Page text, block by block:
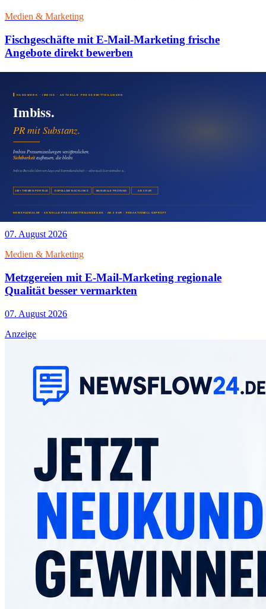
Medien & Marketing
Fischgeschäfte mit E-Mail-Marketing frische
Angebote direkt bewerben
08. August 2026
Medien & Marketing
E-Mail-Marketing für Fleischereien:
Kundenbindung und Wochenangebote stärken
07. August 2026
Medien & Marketing
Foodtruck Presseartikel für neue Standorte und
Events
07. August 2026
Medien & Marketing
Metzgereien mit E-Mail-Marketing regionale
Qualität besser vermarkten
07. August 2026
Anzeige